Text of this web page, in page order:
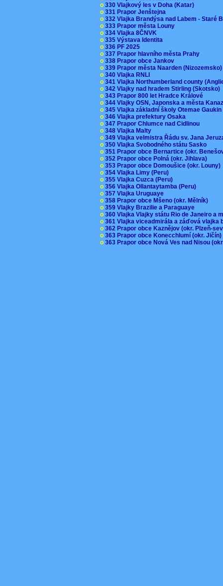
o 330 Vlajkový les v Doha (Katar)
o 331 Prapor Jenštejna
o 332 Vlajka Brandýsa nad Labem - Staré
o 333 Prapor města Louny
o 334 Vlajka 8ČNVK
o 335 Výstava Identita
o 336 PF 2025
o 337 Prapor hlavního města Prahy
o 338 Prapor obce Jankov
o 339 Prapor města Naarden
o 340 Vlajka RNLI
o 341 Vlajka Northumberland county
o 342 Vlajky nad hradem Stirling (Skotsko)
o 343 Prapor 800 let Hradce Králové
o 344 Vlajky OSN, Japonska a města
o 345 Vlajka základní školy Otemae
o 346 Vlajka prefektury Osaka
o 347 Prapor Chlumce nad Cidlinou
o 348 Vlajka Malty
o 349 Vlajka velmistra Řádu sv. Jana
o 350 Vlajka Svobodného státu Sasko
o 351 Prapor obce Bernartice (okr.
o 352 Prapor obce Polná (okr. Jihlava)
o 353 Prapor obce Domoušice (okr. Louny)
o 354 Vlajka Limy (Peru)
o 355 Vlajka Cuzca (Peru)
o 356 Vlajka Ollantaytamba (Peru)
o 357 Vlajka Uruguaye
o 358 Prapor obce Mšeno (okr. Mělník)
o 359 Vlajky Brazilie a Paraguaye
o 360 Vlajka Vlajky státu Rio de Janeiro a
o 361 Vlajka viceadmirála a záďová
o 362 Prapor obce Kaznějov (okr. Plzeň-
o 363 Prapor obce Konecchlumí (okr.
o 363 Prapor obce Nová Ves nad Nisou